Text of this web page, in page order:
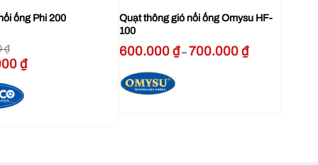
ống Phi 200
₫
₫.
₫Giá
hiện
Quạt thông gió nối ống Omysu HF-
100
600.000₫ – 700.000₫Khoảng
giá: